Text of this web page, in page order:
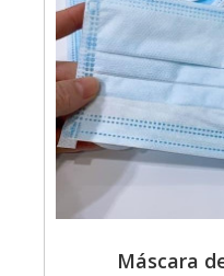
Máscara